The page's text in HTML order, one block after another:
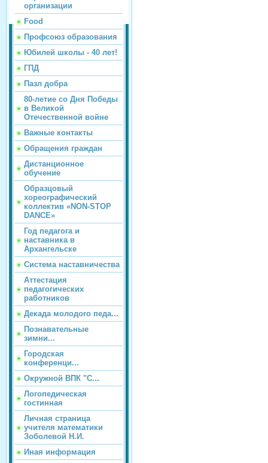
организации
Food
Профсоюз образования
Юбилей школы - 40 лет!
ГПД
Пазл добра
80-летие со Дня Победы
в Великой
Отечественной войне
Важные контакты
Обращения граждан
Дистанционное
обучение
Образцовый
хореографический
коллектив «NON-STOP
DANCE»
Год педагога и
наставника в
Архангельске
Система наставничества
Аттестация
педагогических
работников
Декада молодого педа...
Познавательные
зимни...
Городская
конференци...
Окружной ВПК "С...
Логопедическая
гостинная
Личная страница
учителя математики
Зоболевой Н.И.
Иная информация